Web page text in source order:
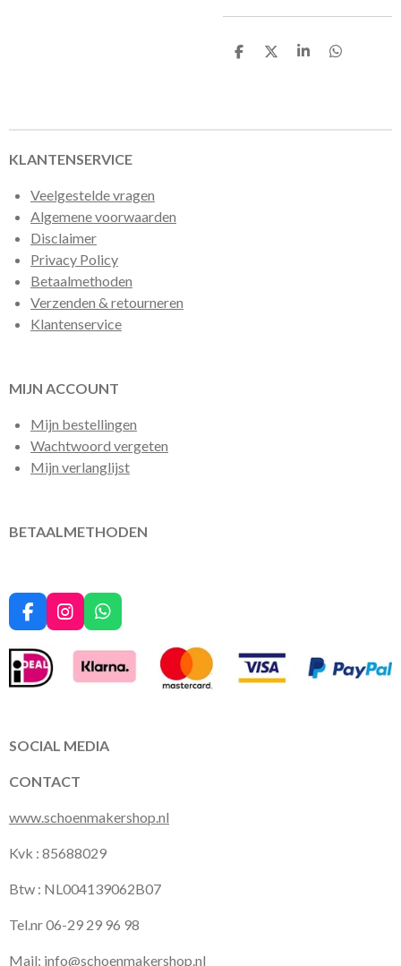
D
D
S
D
KLANTENSERVICE
Veelgestelde vragen
Algemene voorwaarden
Disclaimer
Privacy Policy
Betaalmethoden
Verzenden & retourneren
Klantenservice
MIJN ACCOUNT
Mijn bestellingen
Wachtwoord vergeten
Mijn verlanglijst
BETAALMETHODEN
F
a
c
e
b
k
I
n
a
m
W
h
a
t
s
p
SOCIAL MEDIA
CONTACT
www.schoenmakershop.nl
Kvk : 85688029
Btw : NL004139062B07
Tel.nr 06-29 29 96 98
Mail: info@schoenmakershop.nl